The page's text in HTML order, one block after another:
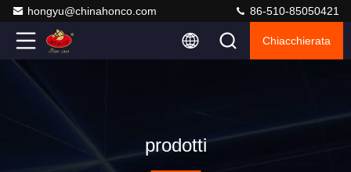
hongyu@chinahonco.com 86-510-85050421
Chiacchierata
prodotti